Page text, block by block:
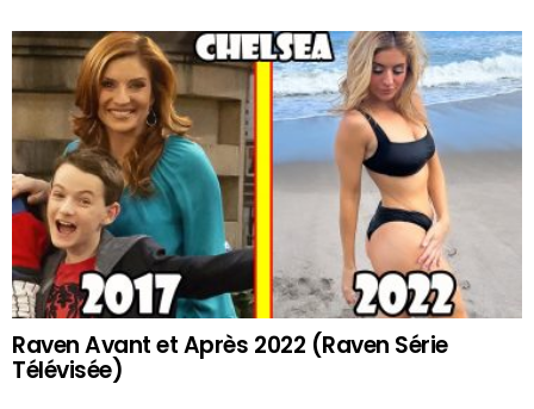
Raven Avant et Après 2022 (Raven Série
Télévisée)